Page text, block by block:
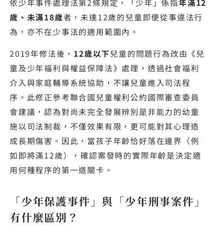
依少年事件處理法第2條規定，「少年」係指年滿12
歲、未滿18歲者，未達12歲的兒童即便從事違法行
為，亦不在少事法的適用範圍內。
2019年修法後， 12歲以下兒童的問題行為改由《兒
童及少年福利與權益保障法》處理，透過社會福利
介入與家庭輔導系統協助，不讓兒童進入司法程
序。此修正參考聯合國兒童權利公約國際審查委員
會建議，認為對尚未完全發展辨別是非能力的幼童
施以司法制裁，不僅效果有限，更可能對其心理造
成長期傷害。因此，當孩子年齡恰好落在邊界（例
如即將滿12歲），確認案發時的實際年齡是決定適
用何種程序的第一道關卡。
「少年保護事件」與「少年刑事案件」
有什麼區別？